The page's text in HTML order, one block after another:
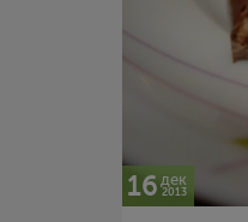
16 дек
2013